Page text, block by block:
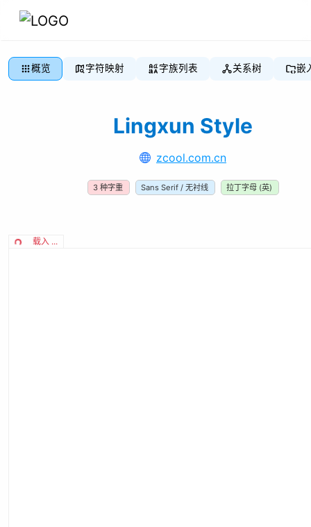
概览 字符映射 字族列表 关系树 嵌
Lingxun Style
zcool.com.cn
3 种字重 Sans Serif / 无衬线 拉丁字母 (英)
载入 ...